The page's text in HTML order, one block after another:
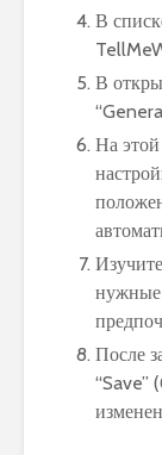
В
В
На
нужные
После
“Save”